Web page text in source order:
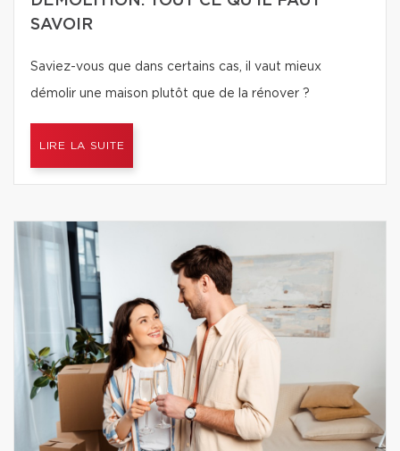
SAVOIR
Saviez-vous que dans certains cas, il vaut mieux
démolir une maison plutôt que de la rénover ?
LIRE LA SUITE